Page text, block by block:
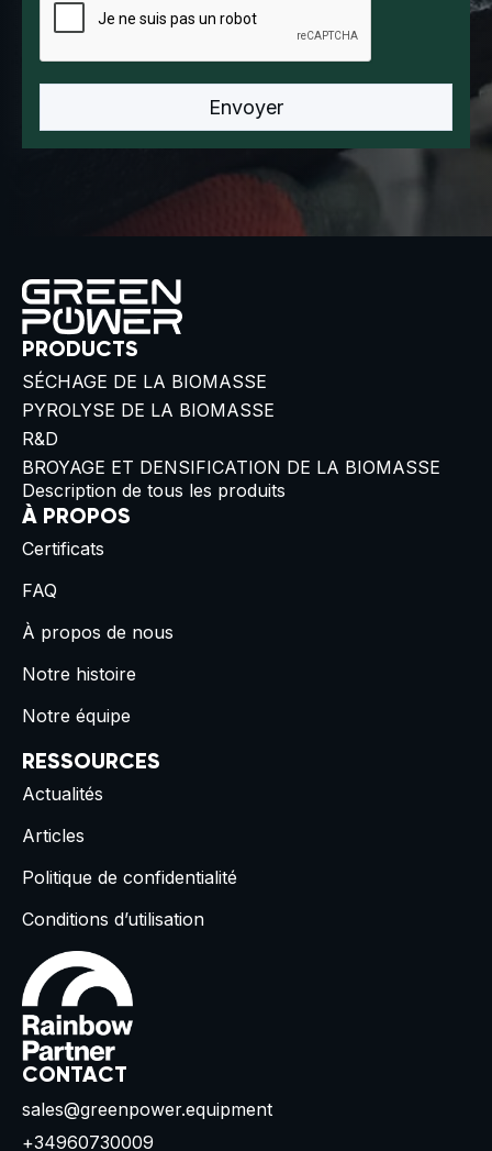
PRODUCTS
SÉCHAGE DE LA BIOMASSE
PYROLYSE DE LA BIOMASSE
R&D
BROYAGE ET DENSIFICATION DE LA BIOMASSE
Description de tous les produits
À PROPOS
Certificats
FAQ
À propos de nous
Notre histoire
Notre équipe
RESSOURCES
Actualités
Articles
Politique de confidentialité
Conditions d’utilisation
CONTACT
sales@greenpower.equipment
+34960730009